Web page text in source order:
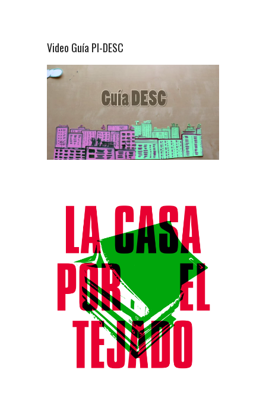
Video Guía PI-DESC